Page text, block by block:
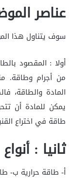
عناصر
سوف يتناول هذا
أولا : المقصود
من أجرام وطاقة.
المادة والطاقة،
يمكن للمادة أن
طاقة في اختراع
ثانيا :
أ- طاقة حرارية ب-